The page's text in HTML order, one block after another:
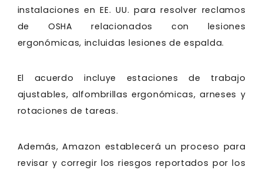
instalaciones en EE. UU. para resolver reclamos
de OSHA relacionados con lesiones
ergonómicas, incluidas lesiones de espalda.
El acuerdo incluye estaciones de trabajo
ajustables, alfombrillas ergonómicas, arneses y
rotaciones de tareas.
Además, Amazon establecerá un proceso para
revisar y corregir los riesgos reportados por los